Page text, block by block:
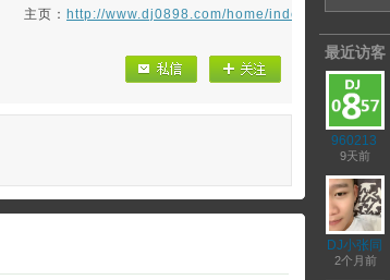
主页： http://www.dj0898.com/home/index/
最近访客
960213
9天前
DJ小张同
学
2个月前